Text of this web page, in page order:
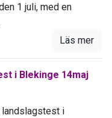
1 juli, med en
Läs mer
i Blekinge 14maj
landslagstest i